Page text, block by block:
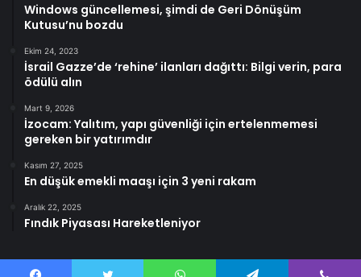
Windows güncellemesi, şimdi de Geri Dönüşüm
Kutusu’nu bozdu
Ekim 24, 2023
İsrail Gazze’de ‘rehine’ ilanları dağıttı: Bilgi verin, para
ödülü alın
Mart 9, 2026
İzocam: Yalıtım, yapı güvenliği için ertelenmemesi
gereken bir yatırımdır
Kasım 27, 2025
En düşük emekli maaşı için 3 yeni rakam
Aralık 22, 2025
Fındık Piyasası Hareketleniyor